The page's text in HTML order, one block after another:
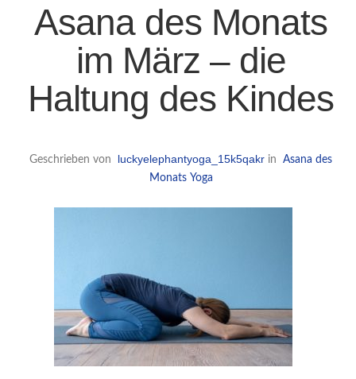
Asana des Monats
im März – die
Haltung des Kindes
Geschrieben von luckyelephantyoga_15k5qakr in
Asana des
Monats Yoga